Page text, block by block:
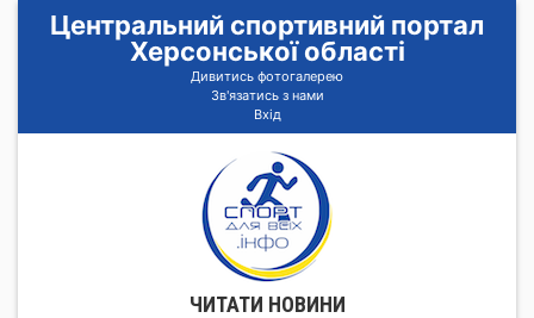
Центральний спортивний портал
Херсонської області
Дивитись фотогалерею
Зв'язатись з нами
Вхід
ЧИТАТИ НОВИНИ